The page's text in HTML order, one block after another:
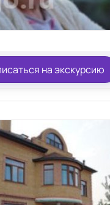
на экскурсию